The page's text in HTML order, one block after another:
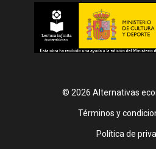
© 2026 Alternativas
Footer
Términos y
Política de